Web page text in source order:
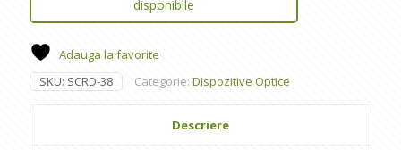
disponibile
Adauga la favorite
SKU: SCRD-38 Categorie: Dispozitive Optice
Descriere